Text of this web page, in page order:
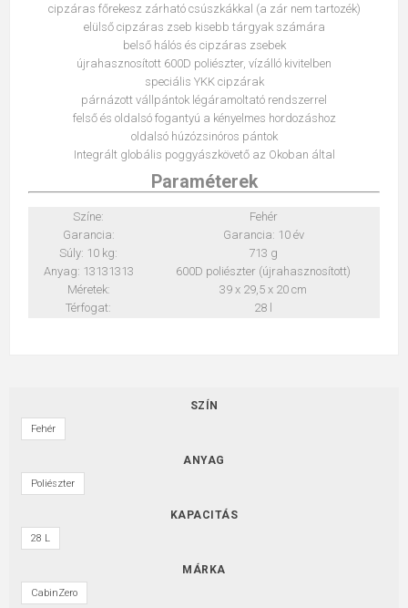
cipzáras főrekesz zárható csúszkákkal (a zár nem tartozék)
elülső cipzáras zseb kisebb tárgyak számára
belső hálós és cipzáras zsebek
újrahasznosított 600D poliészter, vízálló kivitelben
speciális YKK cipzárak
párnázott vállpántok légáramoltató rendszerrel
felső és oldalsó fogantyú a kényelmes hordozáshoz
oldalsó húzózsinóros pántok
Integrált globális poggyászkövető az Okoban által
Paraméterek
Színe:
Fehér
Garancia:
Garancia: 10 év
Súly: 10 kg:
713 g
Anyag: 13131313
600D poliészter (újrahasznosított)
Méretek:
39 x 29,5 x 20 cm
Térfogat:
28 l
SZÍN
Fehér
ANYAG
Poliészter
KAPACITÁS
28 L
MÁRKA
CabinZero